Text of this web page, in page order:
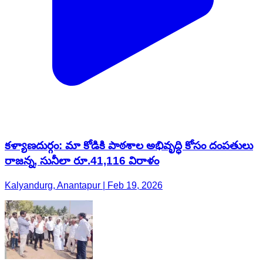
కళ్యాణదుర్గం: మా కోడికి పాఠశాల అభివృద్ధి కోసం దంపతులు
రాజన్న, సునీలా రూ.41,116 విరాళం
Kalyandurg, Anantapur | Feb 19, 2026